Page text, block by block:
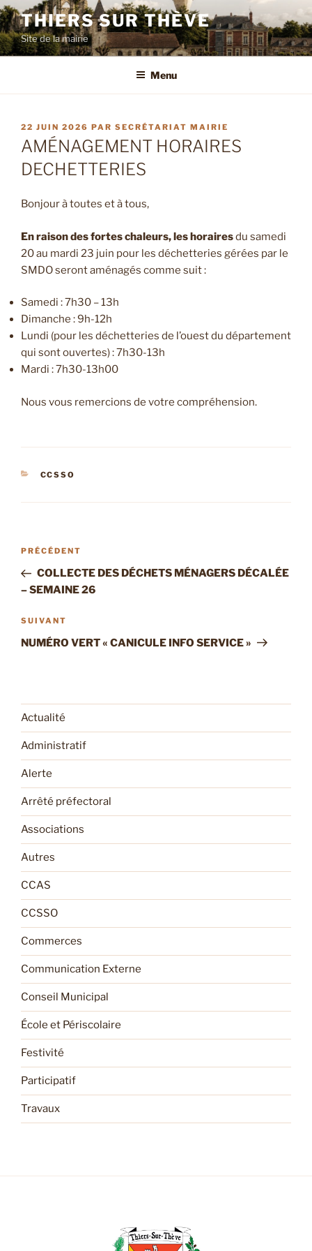
Aller
au
contenu
principal
THIERS SUR THÈVE
Site de la mairie
Menu
PUBLIÉ
LE
22 JUIN 2026 PAR SECRÉTARIAT MAIRIE
AMÉNAGEMENT HORAIRES
DECHETTERIES
Bonjour à toutes et à tous,
En raison des fortes chaleurs, les horairesdu samedi
20 au mardi 23 juin pour les déchetteries gérées par le
SMDO seront aménagés comme suit :
Samedi : 7h30 – 13h
Dimanche : 9h-12h
Lundi (pour les déchetteries de l’ouest du département
qui sont ouvertes) : 7h30-13h
Mardi : 7h30-13h00
Nous vous remercions de votre compréhension.
CATÉGORIES
CCSSO
Navigation
l’article
Article
précédent
PRÉCÉDENT
COLLECTE DES DÉCHETS MÉNAGERS DÉCALÉE
– SEMAINE 26
Article
suivant
SUIVANT
NUMÉRO VERT « CANICULE INFO SERVICE »
Actualité
Administratif
Alerte
Arrêté préfectoral
Associations
Autres
CCAS
CCSSO
Commerces
Communication Externe
Conseil Municipal
École et Périscolaire
Festivité
Participatif
Travaux